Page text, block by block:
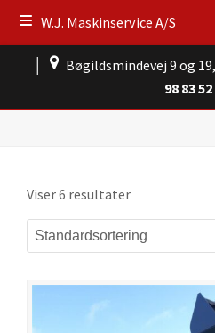
W.J. Maskinservice A/S
Bøgildsmindevej 9 og
98 83
Viser 6 resultater